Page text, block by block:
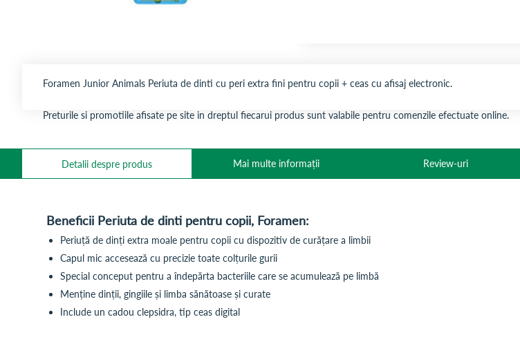
Foramen Junior Animals Periuta de dinti cu peri extra fini pentru copii + ceas cu afisaj electronic.
Preturile si promotiile afisate pe site in dreptul fiecarui produs sunt valabile pentru comenzile efectuate online.
Detalii despre produs
Beneficii Periuta de dinti pentru copii, Foramen:
Periuță de dinți extra moale pentru copii cu dispozitiv de curățare a limbii
Capul mic accesează cu precizie toate colțurile gurii
Special conceput pentru a îndepărta bacteriile care se acumulează pe limbă
Menține dinții, gingiile și limba sănătoase și curate
Include un cadou clepsidra, tip ceas digital
Mai multe informații Review-uri